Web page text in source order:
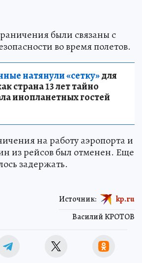
были связаны с
во время полетов.
натянули «сетку»для
страна 13 лет тайно
инопланетных гостей
на работу аэропорта и
из рейсов был отменен. Еще
задержать.
Василий КРОТОВ
Источник: kp.ru